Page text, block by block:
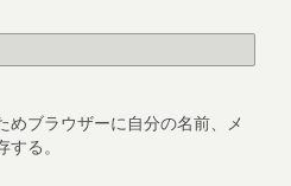
めブラウザーに自分の名前、メ
る。